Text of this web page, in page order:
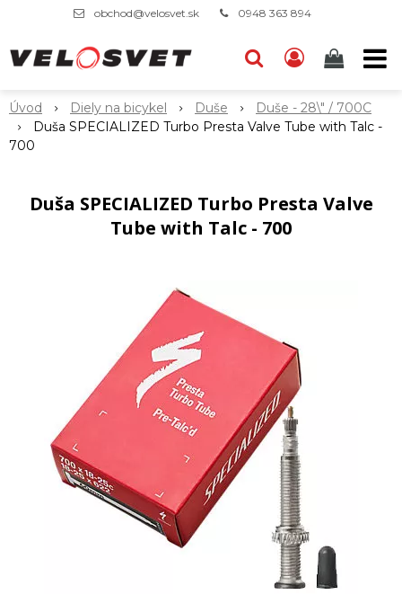
obchod@velosvet.sk 0948 363 894
Úvod Diely na bicykel Duše
Duše - 28\" / 700C
Duša SPECIALIZED Turbo Presta Valve Tube with Talc -
700
Duša SPECIALIZED Turbo Presta Valve
Tube with Talc - 700